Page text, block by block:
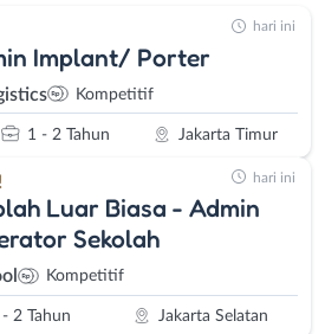
Implant/ Porter
Kompetitif
1 - 2 Tahun Jakarta Timur
hari ini
Luar Biasa - Admin
Sekolah
Kompetitif
2 Tahun Jakarta Selatan
hari ini